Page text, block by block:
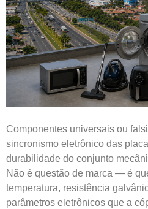
Componentes universais ou
sincronismo eletrônico das
durabilidade do conjunto
Não é questão de marca — é
temperatura, resistência
parâmetros eletrônicos que a